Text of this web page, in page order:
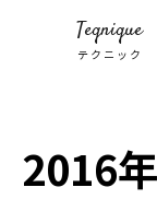
Teqnique
テクニック
2016